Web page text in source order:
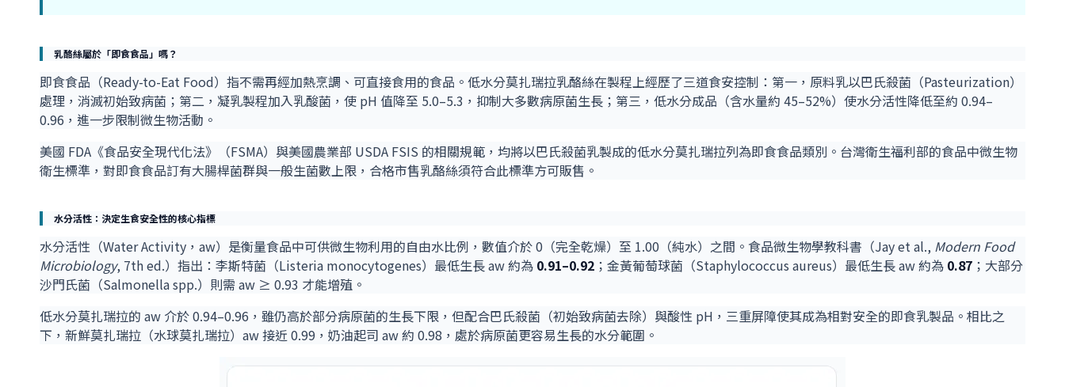
乳酪絲屬於「即食食品」嗎？
即食食品（Ready-to-Eat Food）指不需再經加熱烹調、可直接食用的食品。低水分莫扎瑞拉乳酪絲在製程上經歷了三道食安控制：第一，原料乳以巴氏殺菌（Pasteurization）
處理，消滅初始致病菌；第二，凝乳製程加入乳酸菌，使 pH 值降至 5.0–5.3，抑制大多數病原菌生長；第三，低水分成品（含水量約 45–52%）使水分活性降低至約 0.94–
0.96，進一步限制微生物活動。
美國 FDA《食品安全現代化法》（FSMA）與美國農業部 USDA FSIS 的相關規範，均將以巴氏殺菌乳製成的低水分莫扎瑞拉列為即食食品類別。台灣衛生福利部的食品中微生物
衛生標準，對即食食品訂有大腸桿菌群與一般生菌數上限，合格市售乳酪絲須符合此標準方可販售。
水分活性：決定生食安全性的核心指標
水分活性（Water Activity，aw）是衡量食品中可供微生物利用的自由水比例，數值介於 0（完全乾燥）至 1.00（純水）之間。食品微生物學教科書（Jay et al., Modern Food
Microbiology, 7th ed.）指出：李斯特菌（Listeria monocytogenes）最低生長 aw 約為 0.91–0.92 ；金黃葡萄球菌（Staphylococcus aureus）最低生長 aw 約為 0.87 ；大部分
沙門氏菌（Salmonella spp.）則需 aw ≥ 0.93 才能增殖。
低水分莫扎瑞拉的 aw 介於 0.94–0.96，雖仍高於部分病原菌的生長下限，但配合巴氏殺菌（初始致病菌去除）與酸性 pH，三重屏障使其成為相對安全的即食乳製品。相比之
下，新鮮莫扎瑞拉（水球莫扎瑞拉）aw 接近 0.99，奶油起司 aw 約 0.98，處於病原菌更容易生長的水分範圍。